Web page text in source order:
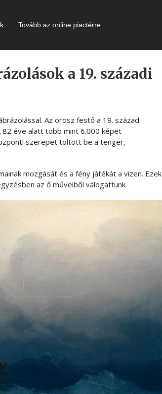
Tovább az online piactérre
a 19. századi
Az orosz festő a 19. század
éve alatt több mint 6.000 képet
szerepet töltött be a tenger,
mozgását és a fény játékát a vizen. Ezek
az ő műveiből válogattunk.